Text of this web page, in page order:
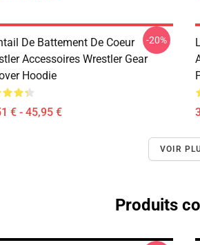
De Battement De Coeur
Accessoires Wrestler Gear
Hoodie
€ - 45,95 €
-20%
VOIR
Produits